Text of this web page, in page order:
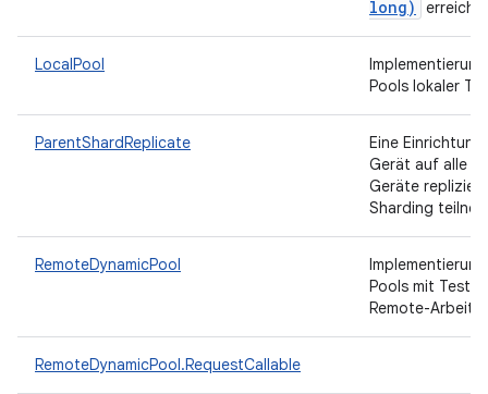
long)
LocalPool
Pools lokaler
ParentShardReplicate
Eine
Gerät auf alle
Geräte
Sharding
RemoteDynamicPool
Pools mit
Remote-Arbeit
RemoteDynamicPool.RequestCallable